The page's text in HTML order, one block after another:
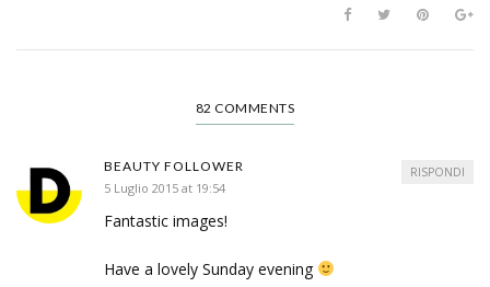
82 COMMENTS
BEAUTY FOLLOWER
5 Luglio 2015 at 19:54
Fantastic images!
Have a lovely Sunday evening
RISPONDI